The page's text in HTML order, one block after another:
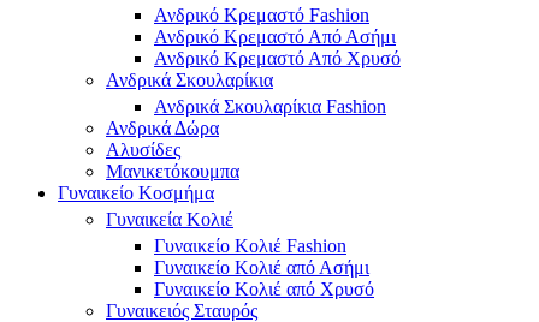
Ανδρικό Κρεμαστό Fashion
Ανδρικό Κρεμαστό Από Ασήμι
Ανδρικό Κρεμαστό Από Χρυσό
Ανδρικά Σκουλαρίκια
Ανδρικά Σκουλαρίκια Fashion
Ανδρικά Δώρα
Αλυσίδες
Μανικετόκουμπα
Γυναικείο Κοσμήμα
Γυναικεία Κολιέ
Γυναικείο Κολιέ Fashion
Γυναικείο Κολιέ από Ασήμι
Γυναικείο Κολιέ από Χρυσό
Γυναικειός Σταυρός